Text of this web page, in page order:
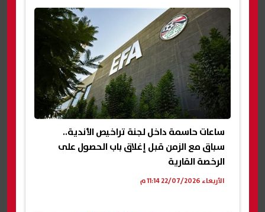
ساعات حاسمة داخل لجنة تراخيص الأندية..
سباق مع الزمن قبل إغلاق باب الحصول على
الرخصة القارية
الأربعاء 22/07/2026 11:14 م